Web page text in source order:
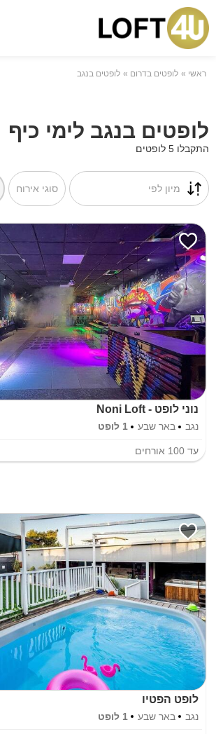
ראשי לופטים בדרום לופטים בנגב
לופטים בנגב לימי כיף
התקבלו 5 לופטים
מיון לפי סוגי אירוח
נוני לופט - Noni Loft
נגב באר שבע 1 לופט
עד 100 אורחים
לופט הפטיו
נגב באר שבע 1 לופט